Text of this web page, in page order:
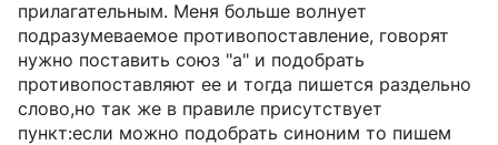
прилагательным. Меня больше волнует
подразумеваемое противопоставление, говорят
нужно поставить союз "а" и подобрать
противопоставляют ее и тогда пишется раздельно
слово,но так же в правиле присутствует
пункт:если можно подобрать синоним то пишем